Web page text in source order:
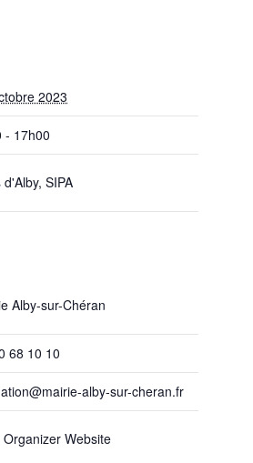
2023
- 17h00
d'Alby, SIPA
Alby-sur-Chéran
68 10 10
alby-sur-cheran.fr
Organizer Website